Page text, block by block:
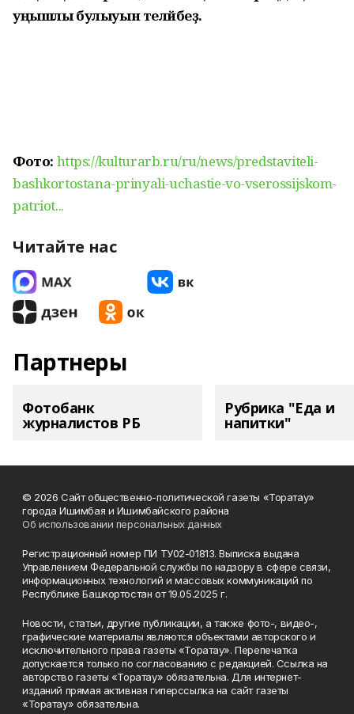
уңышлы булыуын теләйбеҙ.
Фото: https://kulturarb.ru/ru/news/predstaviteli-
bashkortostana-prinyali-uchastie-vo-vserossijskom-
patriot...
Читайте нас
Партнеры
Фотобанк
журналистов РБ
Рубрика "Еда и
напитки"
© 2026 Сайт общественно-политической газеты «Торатау»
города Ишимбая и Ишимбайского района
Об использовании персональных данных
Регистрационный номер ПИ ТУ02-01813. Выписка выдана
Управлением Федеральной службы по надзору в сфере связи,
информационных технологий и массовых коммуникаций по
Республике Башкортостан от 19.05.2025 г.
Новости, статьи, другие публикации, а также фото-, видео-,
графические материалы являются объектами авторского и
исключительного права газеты «Торатау». Перепечатка
допускается только по согласованию с редакцией. Ссылка на
авторство газеты «Торатау» обязательна. Для интернет-
изданий прямая активная гиперссылка на сайт газеты
«Торатау» обязательна.